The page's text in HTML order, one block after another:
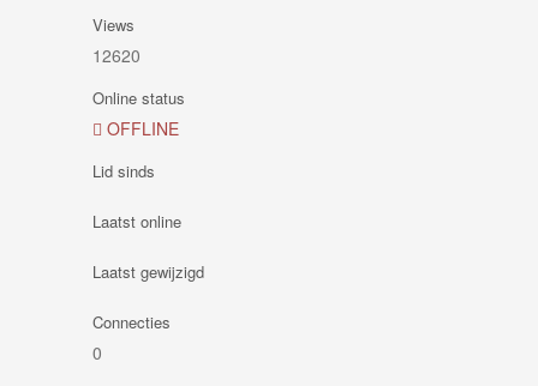
Views
12620
Online status
OFFLINE
Lid sinds
Laatst online
Laatst gewijzigd
Connecties
0